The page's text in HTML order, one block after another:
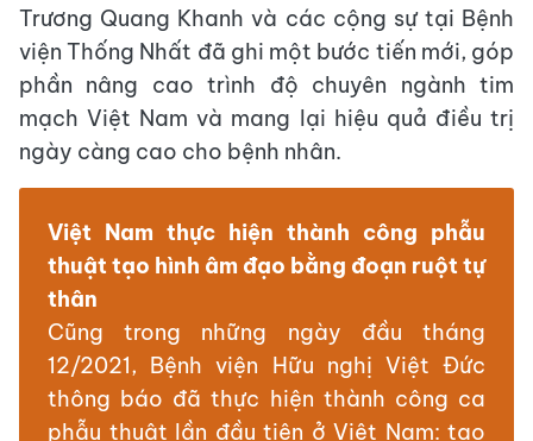
Trương Quang Khanh và các cộng sự tại Bệnh
viện Thống Nhất đã ghi một bước tiến mới, góp
phần nâng cao trình độ chuyên ngành tim
mạch Việt Nam và mang lại hiệu quả điều trị
ngày càng cao cho bệnh nhân.
Việt Nam thực hiện thành công phẫu
thuật tạo hình âm đạo bằng đoạn ruột tự
thân
Cũng trong những ngày đầu tháng
12/2021, Bệnh viện Hữu nghị Việt Đức
thông báo đã thực hiện thành công ca
phẫu thuật lần đầu tiên ở Việt Nam: tạo